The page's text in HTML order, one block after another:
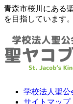
青森市桜川にある
を目指しています。
学校法人聖公
サイトマップ